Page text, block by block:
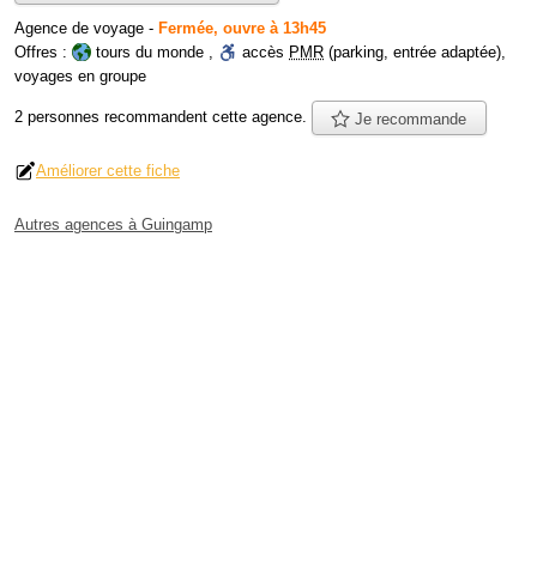
Agence de voyage - Fermée, ouvre à 13h45
Offres :
tours du monde , accès PMR (parking, entrée adaptée),
voyages en groupe
2 personnes recommandent cette agence. Je recommande
Améliorer cette fiche
Autres agences à Guingamp